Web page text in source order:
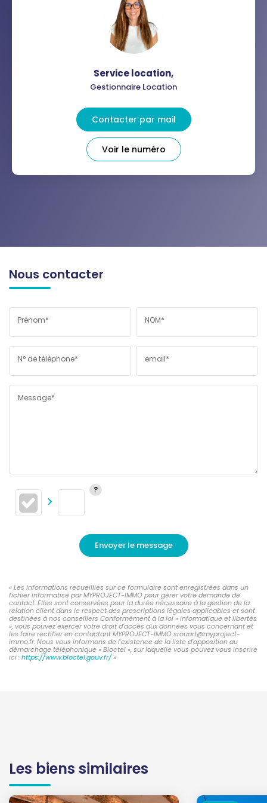
Service location,
Gestionnaire Location
Contacter par mail
Voir le numéro
Nous contacter
Prénom* NOM*
N° de téléphone* email*
Message*
Envoyer le message
« Les informations recueillies sur ce formulaire sont enregistrées dans un
fichier informatisé par MYPROJECT-IMMO pour gérer votre demande de
contact. Elles sont conservées pour la durée nécessaire à la gestion de la
relation client dans le respect des prescriptions légales applicables et sont
destinées à nos conseillers Conformément à la loi « informatique et libertés
», vous pouvez exercer votre droit d'accès aux données vous concernant et
les faire rectifier en contactant MYPROJECT-IMMO srouart@myproject-
immo.fr. Nous vous informons de l'existence de la liste d'opposition au
démarchage téléphonique « Bloctel », sur laquelle vous pouvez vous inscrire
ici : https://www.bloctel.gouv.fr/»
Les biens similaires